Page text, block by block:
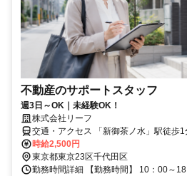
不動産のサポートスタッフ
週3日～OK｜未経験OK！
株式会社リーフ
交通・アクセス 「新御茶ノ水」駅徒歩1
「淡路町」駅徒歩4分、ほか「神保町」
時給2,500円
東京都東京23区千代田区
勤務時間詳細 【勤務時間】 10：00～